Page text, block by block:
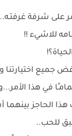
على شرفة
للاشيء !!
جميع
في هذا
الحاجز بينهما
للحب..